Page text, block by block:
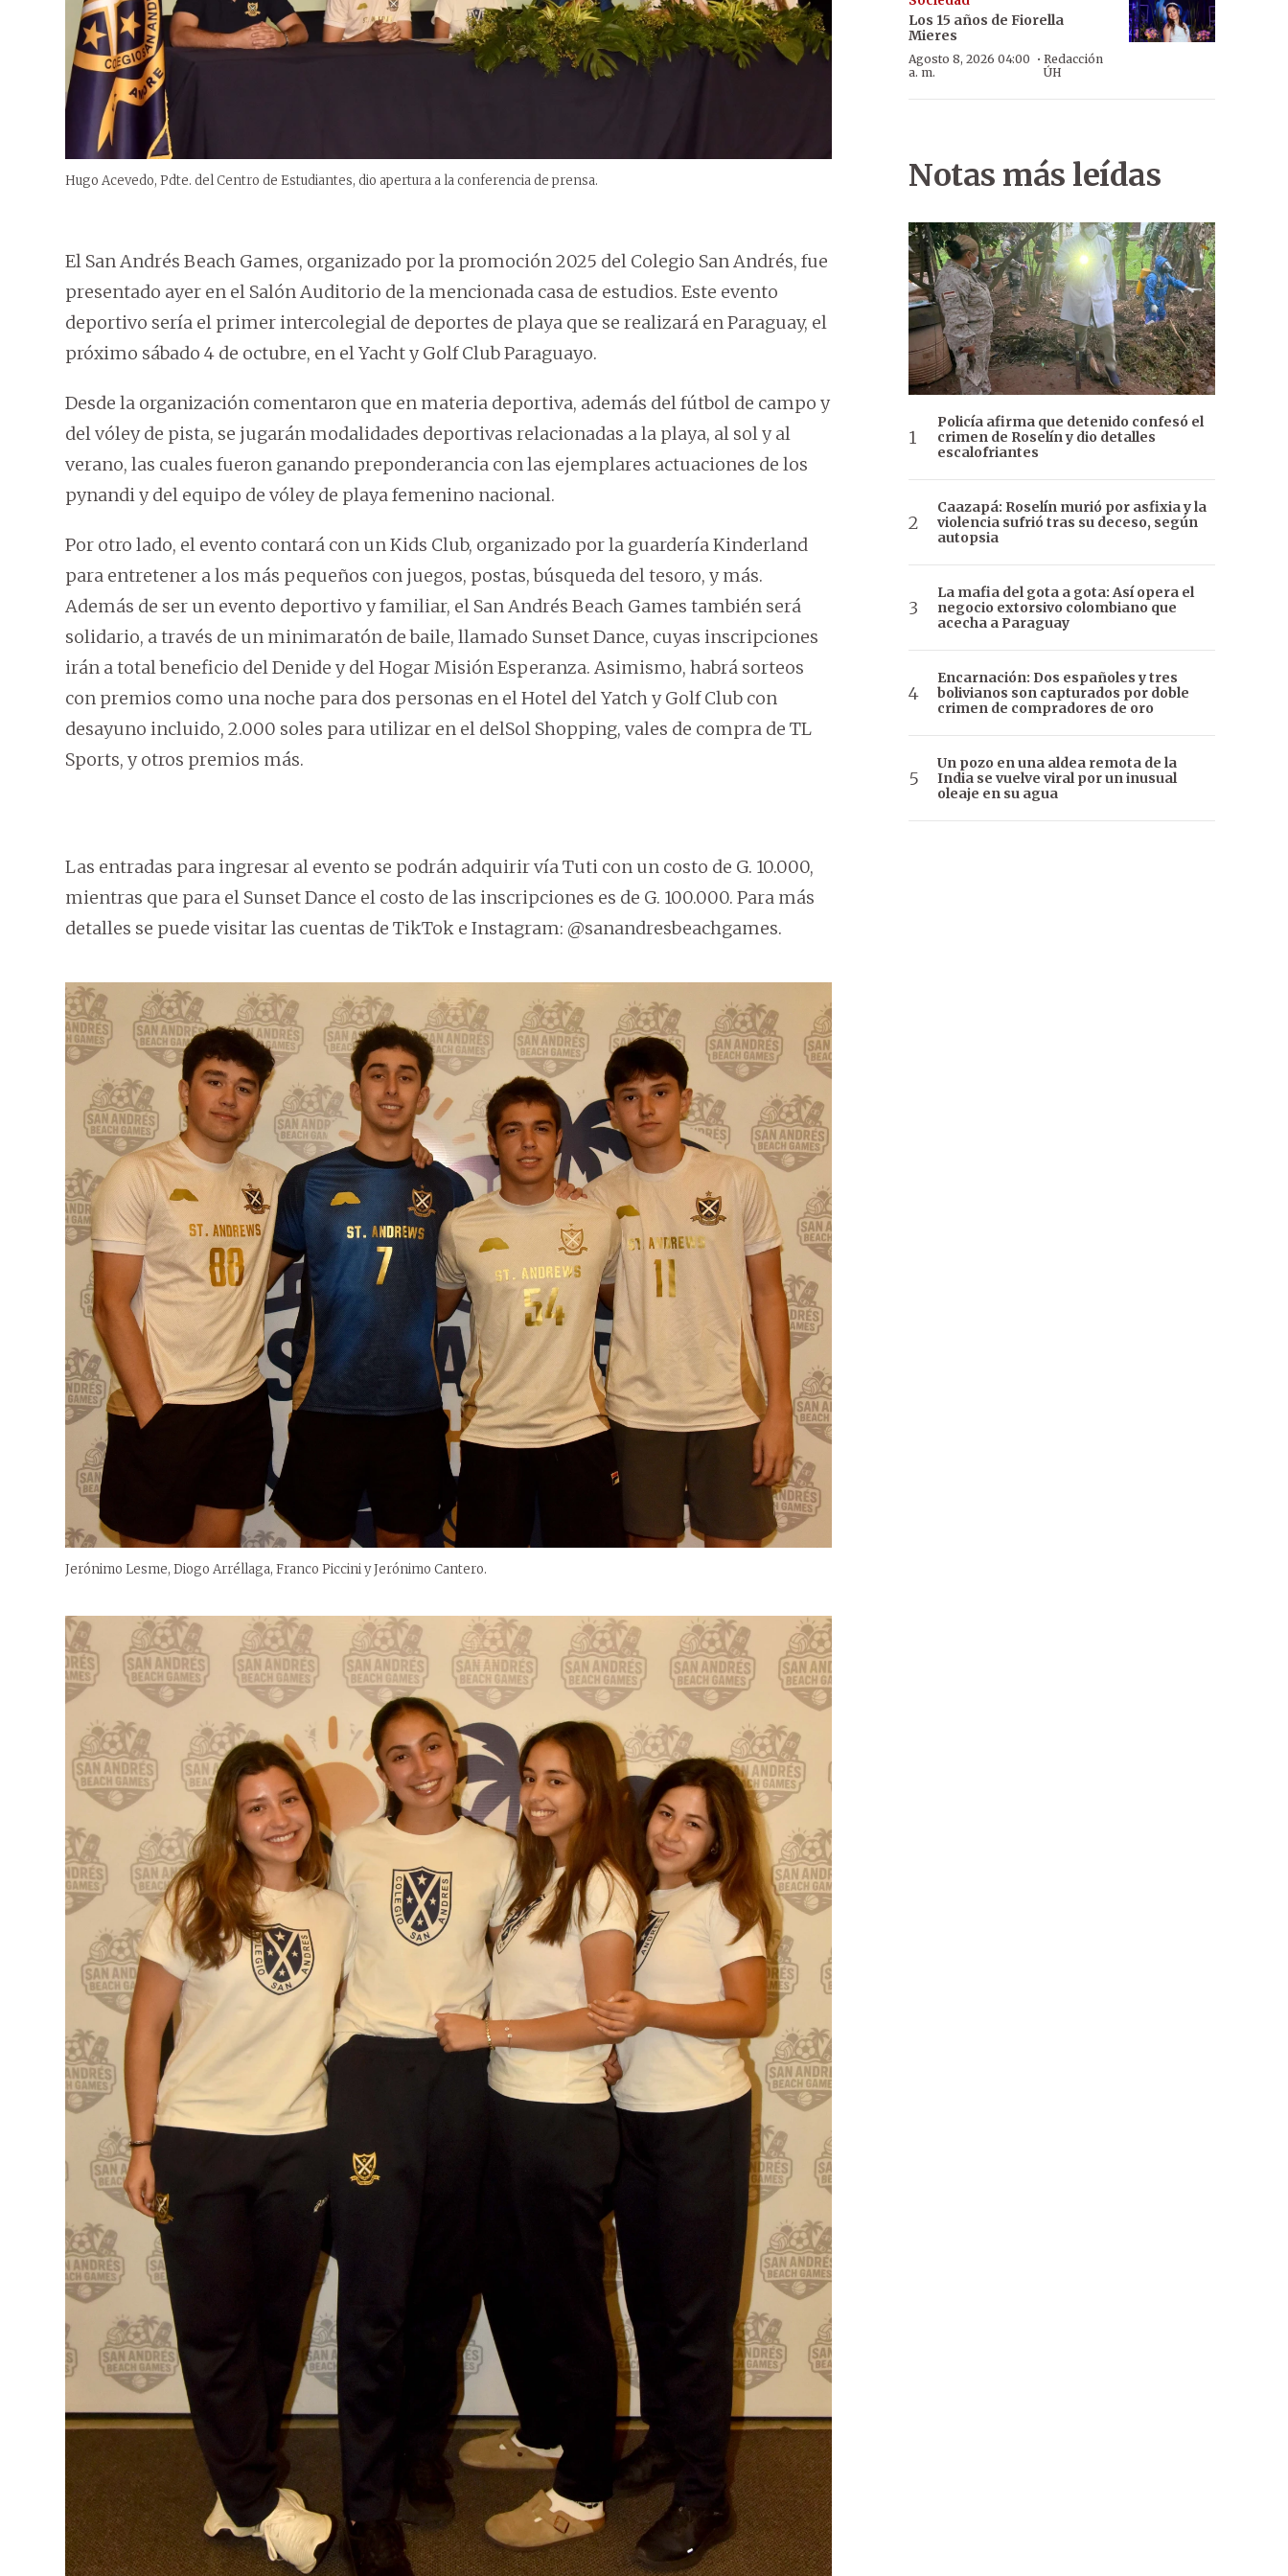
Hugo Acevedo, Pdte. del Centro de Estudiantes, dio apertura a la conferencia de prensa.
El San Andrés Beach Games, organizado por la promoción 2025 del Colegio San Andrés, fue
presentado ayer en el Salón Auditorio de la mencionada casa de estudios. Este evento
deportivo sería el primer intercolegial de deportes de playa que se realizará en Paraguay, el
próximo sábado 4 de octubre, en el Yacht y Golf Club Paraguayo.
Desde la organización comentaron que en materia deportiva, además del fútbol de campo y
del vóley de pista, se jugarán modalidades deportivas relacionadas a la playa, al sol y al
verano, las cuales fueron ganando preponderancia con las ejemplares actuaciones de los
pynandi y del equipo de vóley de playa femenino nacional.
Por otro lado, el evento contará con un Kids Club, organizado por la guardería Kinderland
para entretener a los más pequeños con juegos, postas, búsqueda del tesoro, y más.
Además de ser un evento deportivo y familiar, el San Andrés Beach Games también será
solidario, a través de un minimaratón de baile, llamado Sunset Dance, cuyas inscripciones
irán a total beneficio del Denide y del Hogar Misión Esperanza. Asimismo, habrá sorteos
con premios como una noche para dos personas en el Hotel del Yatch y Golf Club con
desayuno incluido, 2.000 soles para utilizar en el delSol Shopping, vales de compra de TL
Sports, y otros premios más.
Las entradas para ingresar al evento se podrán adquirir vía Tuti con un costo de G. 10.000,
mientras que para el Sunset Dance el costo de las inscripciones es de G. 100.000. Para más
detalles se puede visitar las cuentas de TikTok e Instagram: @sanandresbeachgames.
Jerónimo Lesme, Diogo Arréllaga, Franco Piccini y Jerónimo Cantero.
Los 15 años de Fiorella
Mieres
Agosto 8, 2026 04:00
a. m.
· Redacción
ÚH
Notas más leídas
Policía afirma que detenido confesó el
crimen de Roselín y dio detalles
escalofriantes
Caazapá: Roselín murió por asfixia y la
violencia sufrió tras su deceso, según
autopsia
La mafia del gota a gota: Así opera el
negocio extorsivo colombiano que
acecha a Paraguay
Encarnación: Dos españoles y tres
bolivianos son capturados por doble
crimen de compradores de oro
Un pozo en una aldea remota de la
India se vuelve viral por un inusual
oleaje en su agua